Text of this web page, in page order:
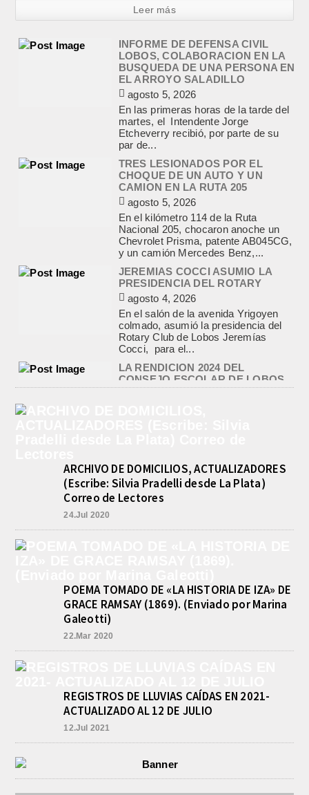
Leer más
En las primeras horas de la tarde del
martes, el Intendente Jorge
par de...
TRES LESIONADOS POR EL
CHOQUE DE UN AUTO Y UN
CAMION EN LA RUTA 205
agosto 5, 2026
En el kilómetro 114 de la Ruta
Nacional 205, chocaron anoche un
Chevrolet Prisma, patente AB045CG,
y un camión Mercedes Benz,...
JEREMIAS COCCI ASUMIO LA
PRESIDENCIA DEL ROTARY
agosto 4, 2026
En el salón de la avenida Yrigoyen
colmado, asumió la presidencia del
Rotary Club de Lobos Jeremías
Cocci, para el...
LA RENDICION 2024 DEL
CONSEJO ESCOLAR DE LOBOS
APROBADA POR EL TRIBUNAL
DE CUENTAS BONAERENSE
agosto 3, 2026
El Tribunal de Cuentas de la Provincia
de Buenos Aires aprobó formalmente
la rendición de cuentas
correspondiente al Ejercicio 2024,...
PRE-FEDERAL MASCULINO DE
el equipo de Cadetes de Athletic, logró
un resonante triunfo ante Morón, y
se...
INFORME DE DEFENSA CIVIL
BUSQUEDA DE UNA PERSONA EN
Etcheverry recibió, por parte de su
par de...
ARCHIVO DE DOMICILIOS, ACTUALIZADORES
(Escribe: Silvia Pradelli desde La Plata)
Correo de Lectores
24.Jul 2020
POEMA TOMADO DE «LA HISTORIA DE IZA» DE
GRACE RAMSAY (1869). (Enviado por Marina
Galeotti)
22.Mar 2020
REGISTROS DE LLUVIAS CAÍDAS EN 2021-
ACTUALIZADO AL 12 DE JULIO
12.Jul 2021